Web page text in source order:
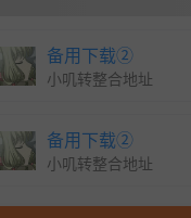
备用下载②
小叽转整合地址
备用下载②
小叽转整合地址